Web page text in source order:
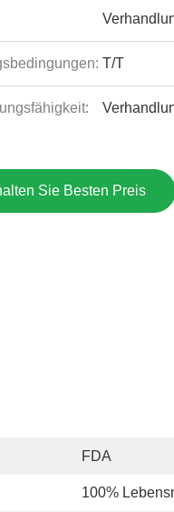
T/T
Sie Besten Preis
FDA
100%